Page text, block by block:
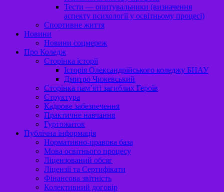
Тести — опитувальники (визначення
аспекту психології у освітньому процесі)
Спортивне життя
Новини
Новини соцмереж
Про Коледж
Сторінка історії
Історія Олександрійського коледжу БНАУ
Дмитро Чижевський
Сторінка пам’яті загиблих Героїв
Структура
Кадрове забезпечення
Практичне навчання
Гуртожиток
Публічна інформація
Нормативно-правова база
Мова освітнього процесу
Ліцензований обсяг
Ліцензії та Сертифікати
Фінансова звітність
Колективний договір